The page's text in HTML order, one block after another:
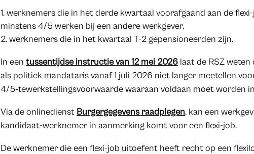
werknemers die in het derde kwartaal voorafgaand aan de flexi-
minstens 4/5 werken bij een andere werkgever,
werknemers die in het kwartaal T-2 gepensioneerden zijn.
In eentussentijdse instructie van 12 mei 2026 laat de RSZ
als politiek mandataris vanaf 1 juli 2026 niet langer meetellen
4/5‑tewerkstellingsvoorwaarde waaraan voldaan moet worden
Via de onlinedienst Burgergegevens raadplegen, kan een
kandidaat-werknemer in aanmerking komt voor een flexi-job.
De werknemer die een flexi-job uitoefent heeft recht op een